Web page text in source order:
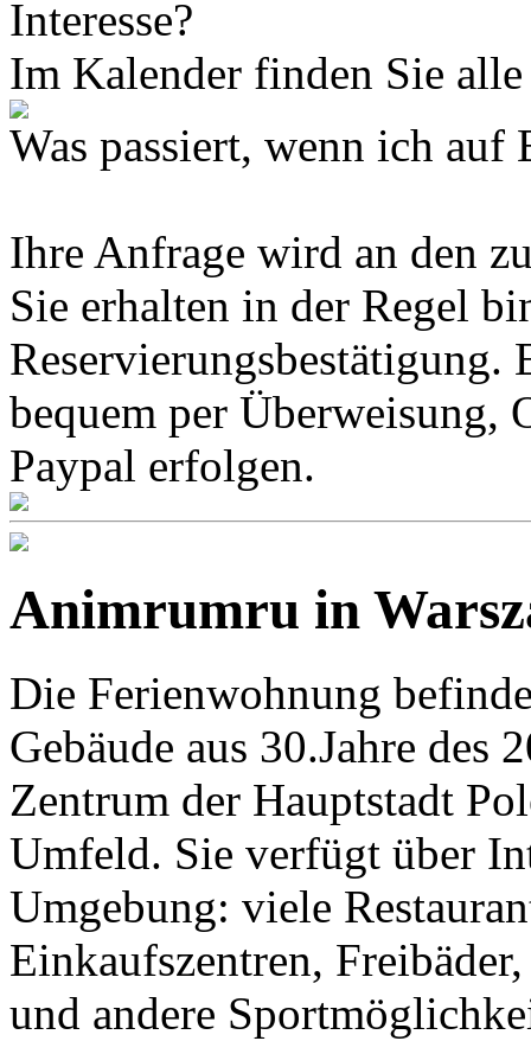
Interesse?
Im Kalender finden Sie
Was passiert, wenn ich
Ihre Anfrage wird an den
Sie erhalten in der Regel
Reservierungsbestätigung.
bequem per Überweisung,
Paypal erfolgen.
Animrumru in
Die Ferienwohnung
Gebäude aus 30.Jahre des
Zentrum der Hauptstadt
Umfeld. Sie verfügt über
Umgebung: viele
Einkaufszentren,
und andere